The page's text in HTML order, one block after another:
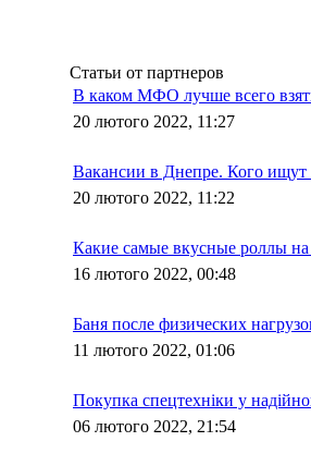
Статьи от партнеров
В каком МФО лучше всего
20 лютого 2022, 11:27
Вакансии в Днепре. Кого ищут
20 лютого 2022, 11:22
Какие самые вкусные роллы
16 лютого 2022, 00:48
Баня после физических
11 лютого 2022, 01:06
Покупка спецтехніки у
06 лютого 2022, 21:54